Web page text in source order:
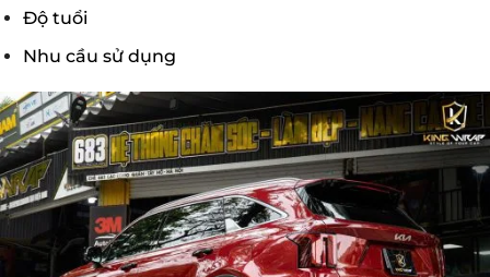
Độ tuổi
Nhu cầu sử dụng